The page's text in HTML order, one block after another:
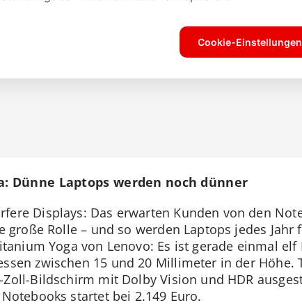
Dünne Laptops werden noch dünner
Displays: Das erwarten Kunden von den
Rolle – und so werden Laptops jedes Jahr
Yoga von Lenovo: Es ist gerade einmal
zwischen 15 und 20 Millimeter in der Höhe.
Bildschirm mit Dolby Vision und HDR
startet bei 2.149 Euro.